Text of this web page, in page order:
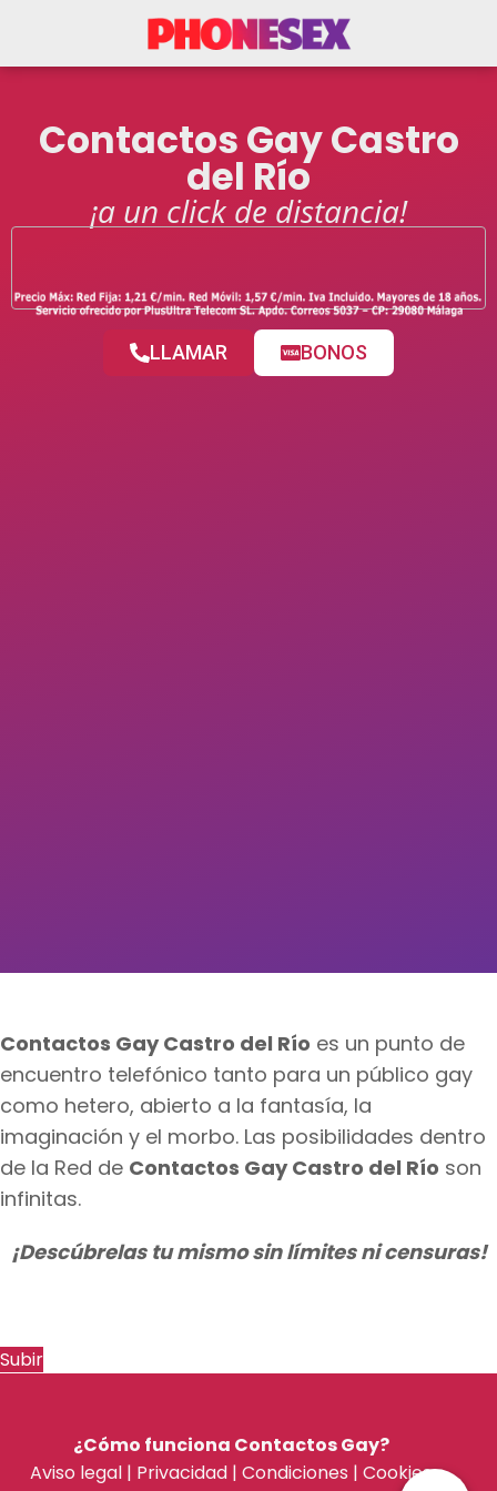
Contactos Gay Castro
del Río
¡a un click de distancia!
LLAMAR BONOS
Contactos Gay Castro del Río es un punto de
encuentro telefónico tanto para un público gay
como hetero, abierto a la fantasía, la
imaginación y el morbo. Las posibilidades dentro
de la Red de Contactos Gay Castro del Río son
infinitas.
¡Descúbrelas tu mismo sin límites ni censuras!
Subir
¿Cómo funciona Contactos Gay?
Aviso legal | Privacidad | Condiciones | Cookies